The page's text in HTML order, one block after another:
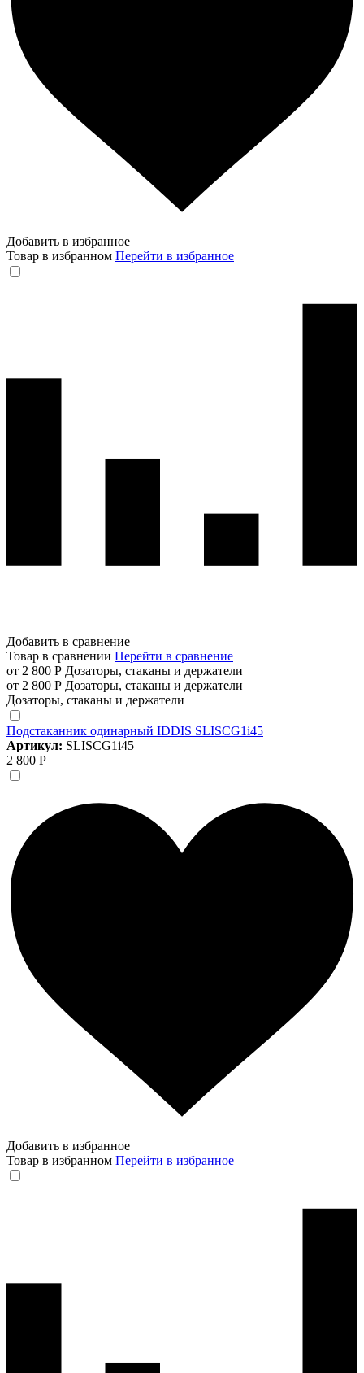
Добавить в избранное
Товар в избранном Перейти в избранное
Добавить в сравнение
Товар в сравнении Перейти в сравнение
от 2 800 Р Дозаторы, стаканы и держатели
от 2 800 Р Дозаторы, стаканы и держатели
Дозаторы, стаканы и держатели
Подстаканник одинарный IDDIS SLISCG1i45
Артикул: SLISCG1i45
2 800 Р
Добавить в избранное
Товар в избранном Перейти в избранное